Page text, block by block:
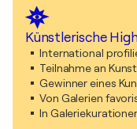
Künstlerische
International
Teilnahme an
Gewinner eines
Von Galerien
In